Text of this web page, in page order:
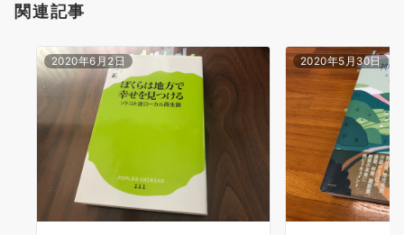
関連記事
2020年6月2日 2020年5月30日